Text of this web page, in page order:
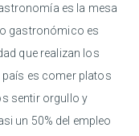
es la mesa
gastronómico es
que realizan los
es comer platos
sentir orgullo y
un 50% del empleo